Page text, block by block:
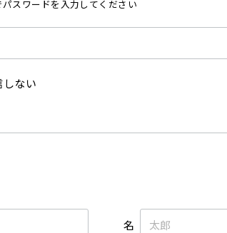
スワードを入力してください
しない
名